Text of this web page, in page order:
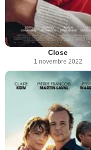
Close
1 novembre 2022